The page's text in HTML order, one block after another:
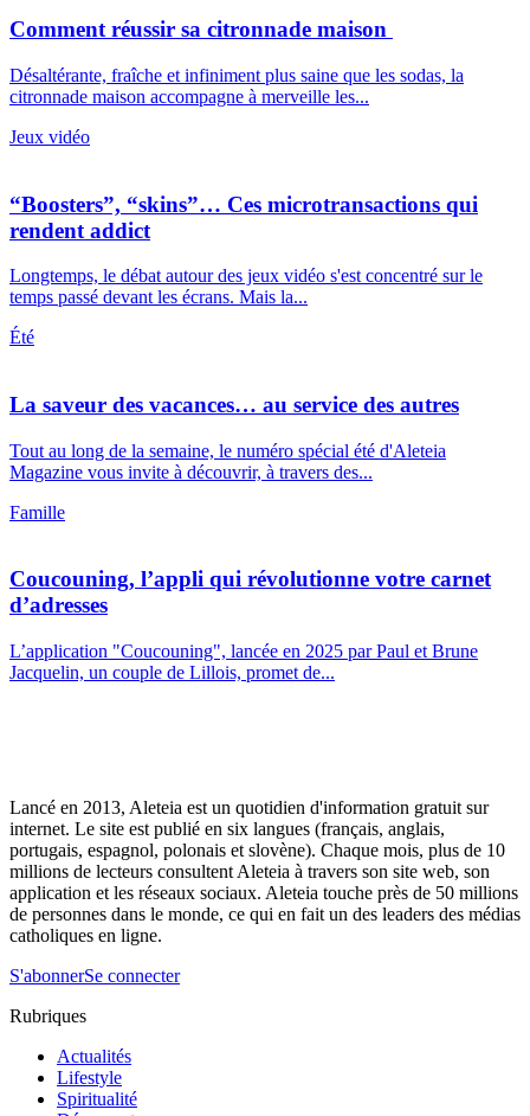
Comment réussir sa citronnade maison
Désaltérante, fraîche et infiniment plus saine que les sodas, la
citronnade maison accompagne à merveille les...
Jeux vidéo
“Boosters”, “skins”… Ces microtransactions qui
rendent addict
Longtemps, le débat autour des jeux vidéo s'est concentré sur le
temps passé devant les écrans. Mais la...
Été
La saveur des vacances… au service des autres
Tout au long de la semaine, le numéro spécial été d'Aleteia
Magazine vous invite à découvrir, à travers des...
Famille
Coucouning, l’appli qui révolutionne votre carnet
d’adresses
L’application "Coucouning", lancée en 2025 par Paul et Brune
Jacquelin, un couple de Lillois, promet de...
Lancé en 2013, Aleteia est un quotidien d'information gratuit sur
internet. Le site est publié en six langues (français, anglais,
portugais, espagnol, polonais et slovène). Chaque mois, plus de 10
millions de lecteurs consultent Aleteia à travers son site web, son
application et les réseaux sociaux. Aleteia touche près de 50 millions
de personnes dans le monde, ce qui en fait un des leaders des médias
catholiques en ligne.
S'abonnerSe connecter
Rubriques
Actualités
Lifestyle
Spiritualité